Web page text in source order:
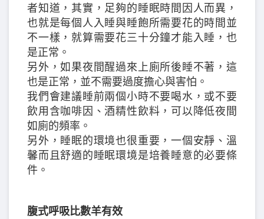
者知道，其實，足夠的睡眠時間因人而異，
也就是每個人入睡與睡飽所需要花的時間並
不一樣，就算需要花三十分鐘才能入睡，也
是正常。
另外，如果夜間醒過來上廁所後睡不著，這
也是正常，並不需要過度擔心與害怕。
我們會建議睡前兩個小時不要喝水，或不要
飲用含咖啡因、酒精性飲料，可以降低夜間
如廁的頻率。
另外，睡眠的環境也很重要，一個安靜、溫
馨而且舒適的睡眠環境是培養睡意的必要條
件。
腹式呼吸比數羊有效